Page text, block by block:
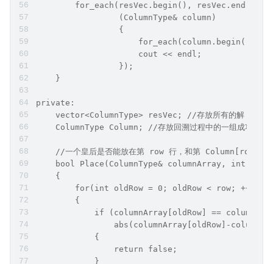
for_each(resVec.begin(), resVec.end(),
                 (ColumnType& column)
                 {
for_each(column.begin(),
                     cout << endl;
                 });
    }
private:
    vector<ColumnType> resVec; //存放所有的解
ColumnType Column; //存放回溯过程中的一组成功解，
//一个皇后是否能放在第 row 行，和第 Column[row] 列
    bool Place(ColumnType& columnArray, int row)
    {
for(int oldRow = 0; oldRow < row;
        {
if (columnArray[oldRow] ==
abs(columnArray[oldRow]-
            {
                return false;
            }